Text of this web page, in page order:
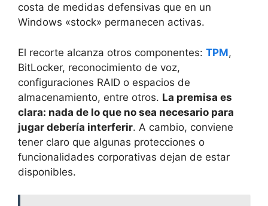
costa de medidas defensivas que en un
Windows «stock» permanecen activas.
El recorte alcanza otros componentes: TPM,
BitLocker, reconocimiento de voz,
configuraciones RAID o espacios de
almacenamiento, entre otros. La premisa es
clara: nada de lo que no sea necesario para
jugar debería interferir. A cambio, conviene
tener claro que algunas protecciones o
funcionalidades corporativas dejan de estar
disponibles.